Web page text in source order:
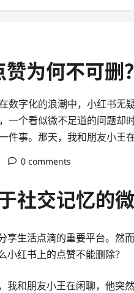
为何不可删？
数字化的浪潮中，小红书无
一个看似微不足道的问题却
事。那天，我和朋友小王在
0 comments
社交记忆的
生活点滴的重要平台。然
红书上的点赞不能删除？
和朋友小王在闲聊，他突